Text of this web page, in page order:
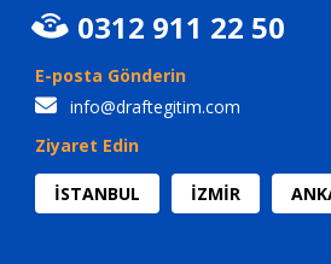
0312 911 22 50
E-posta Gönderin
info@draftegitim.com
Ziyaret Edin
İSTANBUL İZMİR